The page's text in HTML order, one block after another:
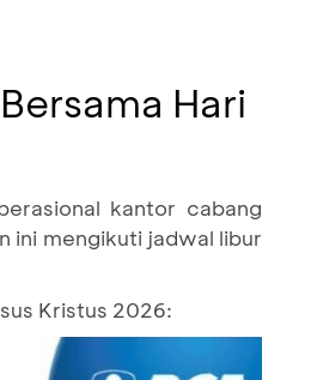
Hari
kantor cabang
ini mengikuti jadwal libur
Kristus 2026: